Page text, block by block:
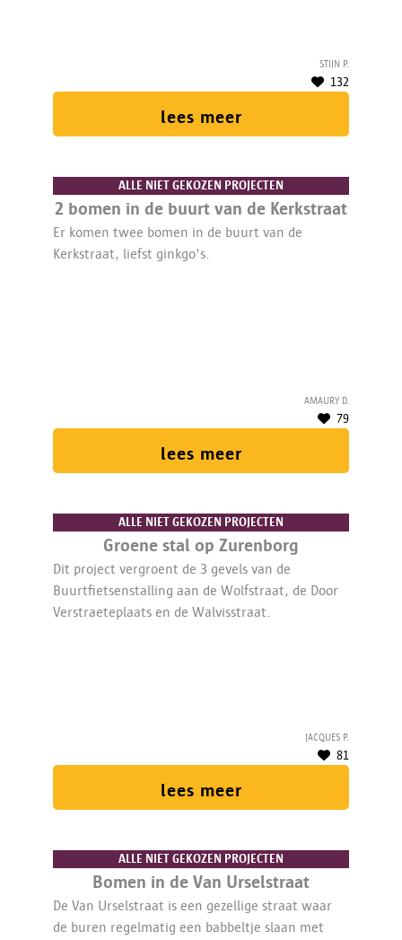
Stijn P.
132
lees meer
ALLE NIET GEKOZEN PROJECTEN
2 bomen in de buurt van de Kerkstraat
Er komen twee bomen in de buurt van de
Kerkstraat, liefst ginkgo's.
Amaury D.
79
lees meer
ALLE NIET GEKOZEN PROJECTEN
Groene stal op Zurenborg
Dit project vergroent de 3 gevels van de
Buurtfietsenstalling aan de Wolfstraat, de Door
Verstraeteplaats en de Walvisstraat.
Jacques P.
81
lees meer
ALLE NIET GEKOZEN PROJECTEN
Bomen in de Van Urselstraat
De Van Urselstraat is een gezellige straat waar
de buren regelmatig een babbeltje slaan met